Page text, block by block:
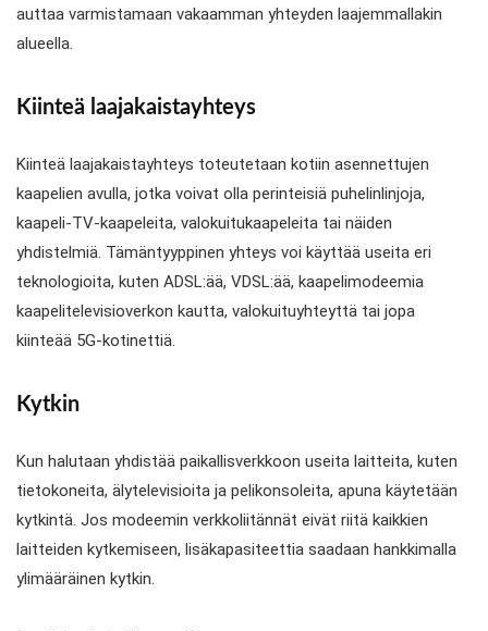
auttaa varmistamaan vakaamman yhteyden laajemmallakin
alueella.
Kiinteä laajakaistayhteys
Kiinteä laajakaistayhteys toteutetaan kotiin asennettujen
kaapelien avulla, jotka voivat olla perinteisiä puhelinlinjoja,
kaapeli-TV-kaapeleita, valokuitukaapeleita tai näiden
yhdistelmiä. Tämäntyyppinen yhteys voi käyttää useita eri
teknologioita, kuten ADSL:ää, VDSL:ää, kaapelimodeemia
kaapelitelevisioverkon kautta, valokuituyhteyttä tai jopa
kiinteää 5G-kotinettiä.
Kytkin
Kun halutaan yhdistää paikallisverkkoon useita laitteita, kuten
tietokoneita, älytelevisioita ja pelikonsoleita, apuna käytetään
kytkintä. Jos modeemin verkkoliitännät eivät riitä kaikkien
laitteiden kytkemiseen, lisäkapasiteettia saadaan hankkimalla
ylimääräinen kytkin.